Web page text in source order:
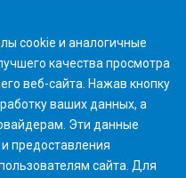
cookie и аналогичные
качества просмотра
веб-сайта. Нажав кнопку
ваших данных, а
Эти данные
предоставления
сайта. Для